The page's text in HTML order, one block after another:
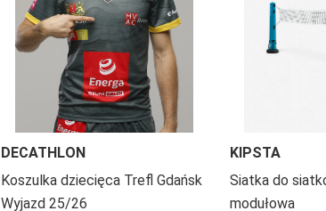
DECATHLON
Koszulka dziecięca Trefl Gdańsk
Wyjazd 25/26
KIPSTA
Siatka do
modułowa